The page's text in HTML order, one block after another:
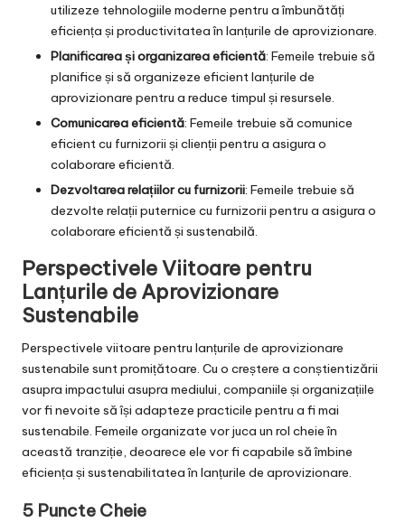
utilizeze tehnologiile moderne pentru a îmbunătăți
eficiența și productivitatea în lanțurile de aprovizionare.
Planificarea și organizarea eficientă: Femeile trebuie să
planifice și să organizeze eficient lanțurile de
aprovizionare pentru a reduce timpul și resursele.
Comunicarea eficientă: Femeile trebuie să comunice
eficient cu furnizorii și clienții pentru a asigura o
colaborare eficientă.
Dezvoltarea relațiilor cu furnizorii: Femeile trebuie să
dezvolte relații puternice cu furnizorii pentru a asigura o
colaborare eficientă și sustenabilă.
Perspectivele Viitoare pentru
Lanțurile de Aprovizionare
Sustenabile
Perspectivele viitoare pentru lanțurile de aprovizionare
sustenabile sunt promițătoare. Cu o creștere a conștientizării
asupra impactului asupra mediului, companiile și organizațiile
vor fi nevoite să își adapteze practicile pentru a fi mai
sustenabile. Femeile organizate vor juca un rol cheie în
această tranziție, deoarece ele vor fi capabile să îmbine
eficiența și sustenabilitatea în lanțurile de aprovizionare.
5 Puncte Cheie